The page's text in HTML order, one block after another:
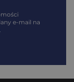
e-mail na